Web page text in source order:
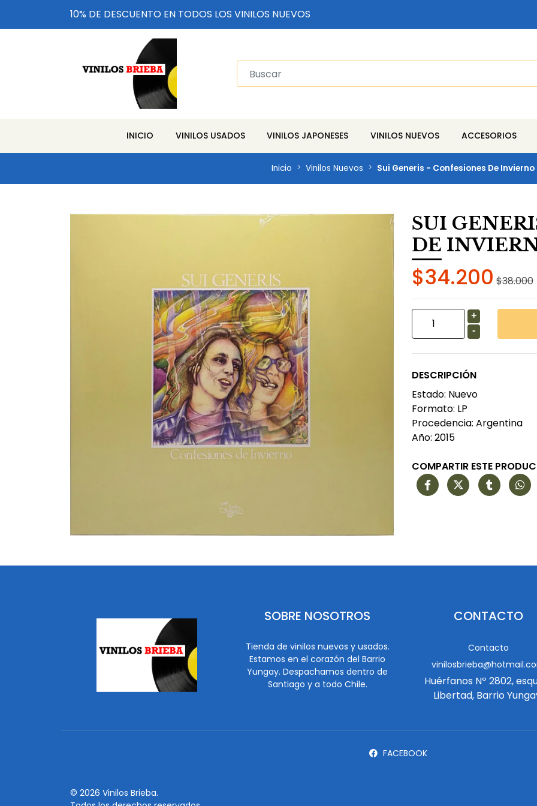
10% DE DESCUENTO EN TODOS LOS VINILOS NUEVOS
INICIO VINILOS USADOS VINILOS JAPONESES VINILOS NUEVOS ACCESORIOS
Inicio Vinilos Nuevos Sui Generis - Confesiones De Invierno
SUI
DE
$34.200 $38.000
+
-
DESCRIPCIÓN
Estado: Nuevo
Formato: LP
Procedencia: Argentina
Año: 2015
COMPARTIR ESTE
SOBRE NOSOTROS
Tienda de vinilos nuevos y usados.
Estamos en el corazón del Barrio
Yungay. Despachamos dentro de
Santiago y a todo Chile.
CONTACTO
Contacto
Huérfanos Nº 2802,
Libertad, Barrio
FACEBOOK
© 2026 Vinilos Brieba.